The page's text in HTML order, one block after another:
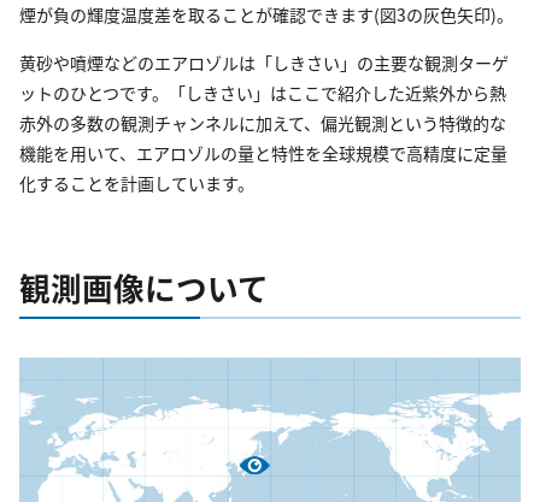
煙が負の輝度温度差を取ることが確認できます(図3の灰色矢印)。
黄砂や噴煙などのエアロゾルは「しきさい」の主要な観測ターゲ
ットのひとつです。「しきさい」はここで紹介した近紫外から熱
赤外の多数の観測チャンネルに加えて、偏光観測という特徴的な
機能を用いて、エアロゾルの量と特性を全球規模で高精度に定量
化することを計画しています。
観測画像について